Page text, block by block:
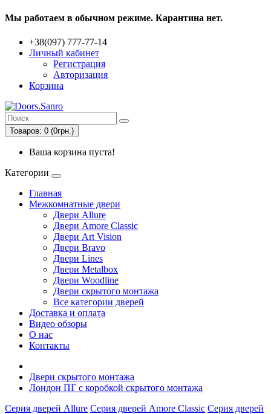
Мы работаем в обычном режиме. Карантина нет.
+38(097) 777-77-14
Личный кабинет
Регистрация
Авторизация
Корзина
Товаров: 0 (0грн.)
Ваша корзина пуста!
Категории
Главная
Межкомнатные двери
Двери Allure
Двери Amore Classic
Двери Art Vision
Двери Bravo
Двери Lines
Двери Metalbox
Двери Woodline
Двери скрытого монтажа
Все категории дверей
Доставка и оплата
Видео обзоры
О нас
Контакты
Двери скрытого монтажа
Лондон ПГ с коробкой скрытого монтажа
Серия дверей Allure Серия дверей Amore Classic Серия дверей